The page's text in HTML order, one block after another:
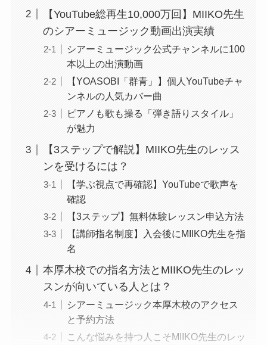
【YouTube総再生10,000万回】MIIKO先生
のシアーミュージック動画出演実績
シアーミュージック公式チャンネルに100
本以上の出演動画
【YOASOBI「群青」】個人YouTubeチャ
ンネルの人気カバー曲
ピアノも歌も操る「弾き語りスタイル」
が魅力
【3ステップで解説】MIIKO先生のレッス
ンを受けるには？
【学ぶ視点で再確認】YouTubeで歌声を
確認
【3ステップ】無料体験レッスン申込方法
【講師指名制度】入会後にMIIKO先生を指
名
本厚木校での指名方法とMIIKO先生のレッ
スンが向いている人とは？
シアーミュージック本厚木校のアクセス
と予約方法
こんな悩みを持つ人こそMIIKO先生のレッ